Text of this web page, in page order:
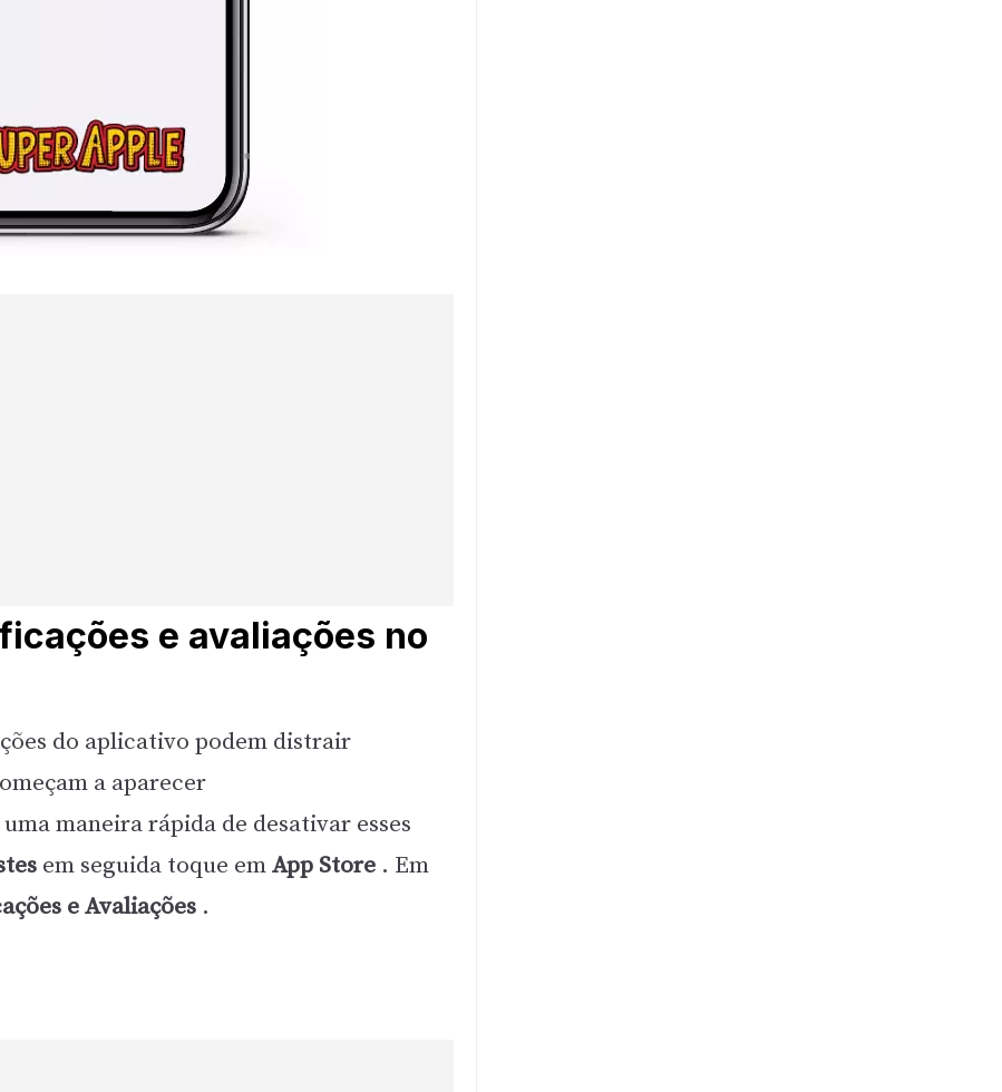
e avaliações no
do aplicativo podem distrair
a aparecer
maneira rápida de desativar esses
em seguida toque emApp Store . Em
eAvaliações .